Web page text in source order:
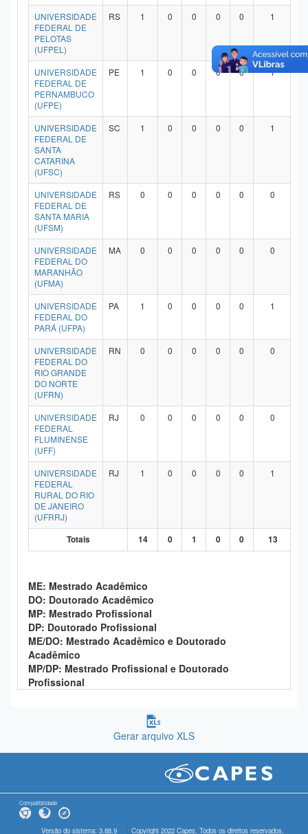
UNIVERSIDADE
FEDERAL DE
PELOTAS
(UFPEL)
RS 1 0 0 0 0 1
UNIVERSIDADE
FEDERAL DE
PERNAMBUCO
(UFPE)
PE 1 0 0 0 0 1
UNIVERSIDADE
FEDERAL DE
SANTA
CATARINA
(UFSC)
SC 1 0 0 0 0 1
UNIVERSIDADE
FEDERAL DE
SANTA MARIA
(UFSM)
RS 0 0 0 0 0 0
UNIVERSIDADE
FEDERAL DO
MARANHÃO
(UFMA)
MA 0 0 0 0 0 0
UNIVERSIDADE
FEDERAL DO
PARÁ (UFPA)
PA 1 0 0 0 0 1
UNIVERSIDADE
FEDERAL DO
RIO GRANDE
DO NORTE
(UFRN)
RN 0 0 0 0 0 0
UNIVERSIDADE
FEDERAL
FLUMINENSE
(UFF)
RJ 0 0 0 0 0 0
UNIVERSIDADE
FEDERAL
RURAL DO RIO
DE JANEIRO
(UFRRJ)
RJ 1 0 0 0 0 1
Totais 14 0 1 0 0 13
ME: Mestrado Acadêmico
DO: Doutorado Acadêmico
MP: Mestrado Profissional
DP: Doutorado Profissional
ME/DO: Mestrado Acadêmico e Doutorado
Acadêmico
MP/DP: Mestrado Profissional e Doutorado
Profissional
Gerar arquivo XLS
Compatibilidade
Versão do sistema: 3.88.9 Copyright 2022 Capes. Todos os direitos reservados.